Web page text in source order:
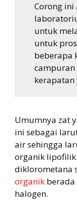
Corong
untuk
untuk
beberapa
kerapatan
Umumnya zat
ini sebagai
air sehingga
organik lipofilik
diklorometana
organik
halogen.